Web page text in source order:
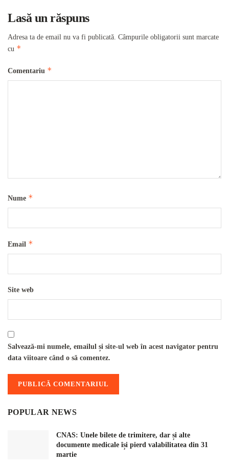
Lasă un răspuns
Adresa ta de email nu va fi publicată. Câmpurile obligatorii sunt marcate
cu *
Comentariu *
Nume *
Email *
Site web
Salvează-mi numele, emailul și site-ul web în acest navigator pentru
data viitoare când o să comentez.
POPULAR NEWS
CNAS: Unele bilete de trimitere, dar și alte
documente medicale își pierd valabilitatea din 31
martie